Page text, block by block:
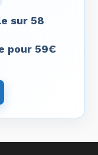
sur 58
pour 59€